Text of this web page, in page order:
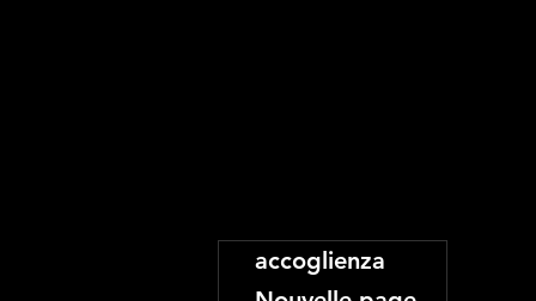
accoglienza